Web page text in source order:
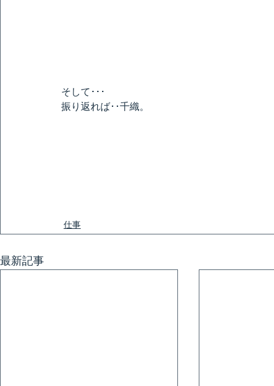
そして･･･
振り返れば･･千織。
仕事
最新記事